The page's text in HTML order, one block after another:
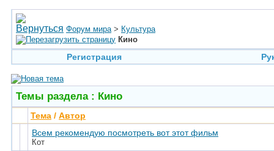
Форум мира > Культура
Кино
Регистрация
Темы раздела: Кино
Тема / Автор
Всем рекомендую посмотреть вот этот фильм
Кот